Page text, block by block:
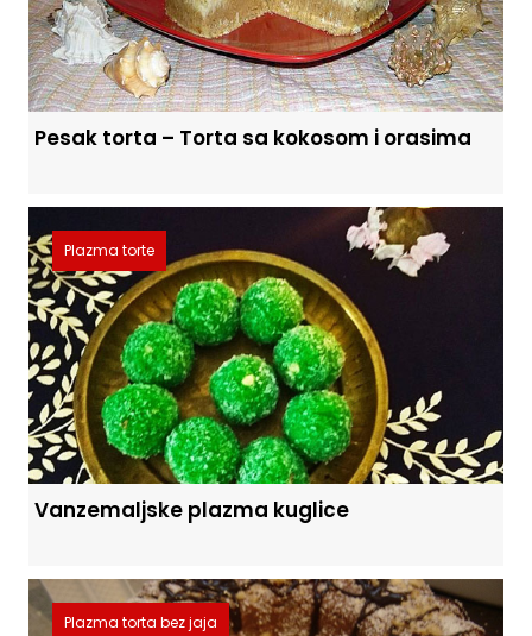
Pesak torta – Torta sa kokosom i orasima
Plazma torte
Vanzemaljske plazma kuglice
Plazma torta bez jaja